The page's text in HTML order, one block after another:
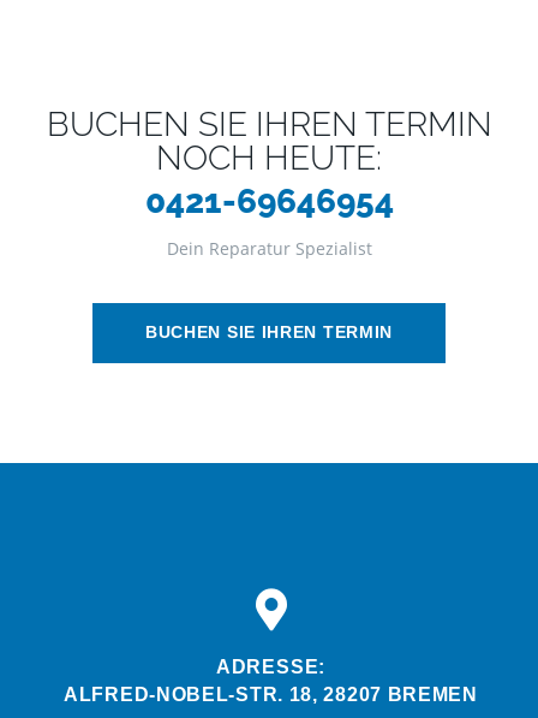
BUCHEN SIE IHREN TERMIN
NOCH HEUTE:
0421-69646954
Dein Reparatur Spezialist
BUCHEN SIE IHREN TERMIN
ADRESSE:
ALFRED-NOBEL-STR. 18, 28207 BREMEN